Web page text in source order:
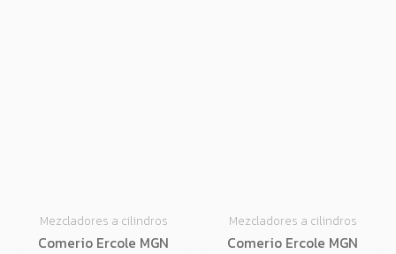
Mezcladores a cilindros
Comerio Ercole MGN
Mezcladores a cilindros
Comerio Ercole MGN